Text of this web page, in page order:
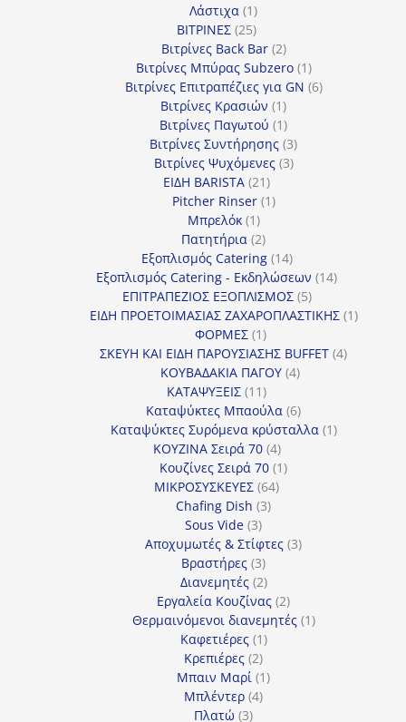
Λάστιχα 11
προϊόν
ΒΙΤΡΙΝΕΣ 2525
προϊόντα
Βιτρίνες Back Bar 22
προϊόντα
Βιτρίνες Mπύρας Subzero 11
προϊόν
Βιτρίνες Επιτραπέζιες για GN 66
Βιτρίνες Κρασιών 11
προϊόν
Βιτρίνες Παγωτού 11
προϊόν
Βιτρίνες Συντήρησης 33
προϊόντα
Βιτρίνες Ψυχόμενες 33
ΕΙΔΗ BARISTA 2121
προϊόντα
Pitcher Rinser 11
Μπρελόκ 11
προϊόν
Πατητήρια 22
προϊόντα
Εξοπλισμός Catering 1414
προϊόντα
Εξοπλισμός Catering - Εκδηλώσεων 1414
ΕΠΙΤΡΑΠΕΖΙΟΣ ΕΞΟΠΛΙΣΜΟΣ 55
προϊόντα
ΕΙΔΗ ΠΡΟΕΤΟΙΜΑΣΙΑΣ ΖΑΧΑΡΟΠΛΑΣΤΙΚΗΣ 11
ΦΟΡΜΕΣ 11
προϊόν
ΣΚΕΥΗ ΚΑΙ ΕΙΔΗ ΠΑΡΟΥΣΙΑΣΗΣ BUFFET 44
ΚΟΥΒΑΔΑΚΙΑ ΠΑΓΟΥ 44
ΚΑΤΑΨΥΞΕΙΣ 1111
προϊόντα
Καταψύκτες Μπαούλα 66
προϊόντα
Καταψύκτες Συρόμενα κρύσταλλα 11
ΚΟΥΖΙΝΑ Σειρά 70 44
προϊόντα
Κουζίνες Σειρά 70 11
ΜΙΚΡΟΣΥΣΚΕΥΕΣ 6464
Chafing Dish 33
Sous Vide 33
προϊόντα
Αποχυμωτές & Στίφτες 33
Βραστήρες 33
προϊόντα
Διανεμητές 22
προϊόντα
Εργαλεία Κουζίνας 22
προϊόντα
Θερμαινόμενοι διανεμητές 11
Καφετιέρες 11
προϊόν
Κρεπιέρες 22
προϊόντα
Μπαιν Μαρί 11
Μπλέντερ 44
Πλατώ 33